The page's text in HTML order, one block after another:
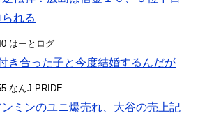
れる
はーとログ
き合った子と今度結婚するんだが
なんJ PRIDE
ンミンのユニ爆売れ、大谷の売上記